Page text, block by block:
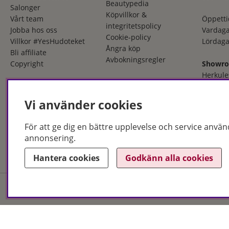
Salonger
Vårt team
Jobba hos oss
Villkor #YesHudoteket
Bli affiliate
Copyright
Beautypedia
Köpvillkor &
integritetspolicy
Cookie-policy
Ångra köp
Avbokningsregler
Vi använder cookies
För att ge dig en bättre upplevelse och service
annonsering.
Hantera cookies
Godkänn alla cookies